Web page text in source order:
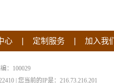
心 定制服务 加入我们
：100029
| 您当前的IP是： 216.73.216.201